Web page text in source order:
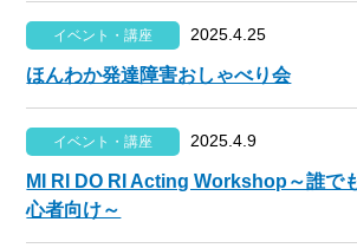
イベント・講座 2025.4.25
ほんわか発達障害おしゃべり会
イベント・講座 2025.4.9
MI RI DO RI Acting Workshop～誰で
心者向け～